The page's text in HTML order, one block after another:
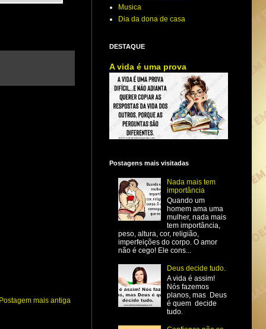
Postagem mais antiga
Musica
Dia da dona de casa
DESTAQUE
A vida é uma prova
Postagens mais visitadas
Nada mais tem
importância
Quando um
homem ama uma
mulher, nada mais
tem importância,
peso, altura, cor, religião,
imperfeições do corpo. O amor
não é cego! Ele cons...
Deus decide tudo.
A vida é assim!
Nós fazemos
planos, mas Deus
é quem decide
tudo.